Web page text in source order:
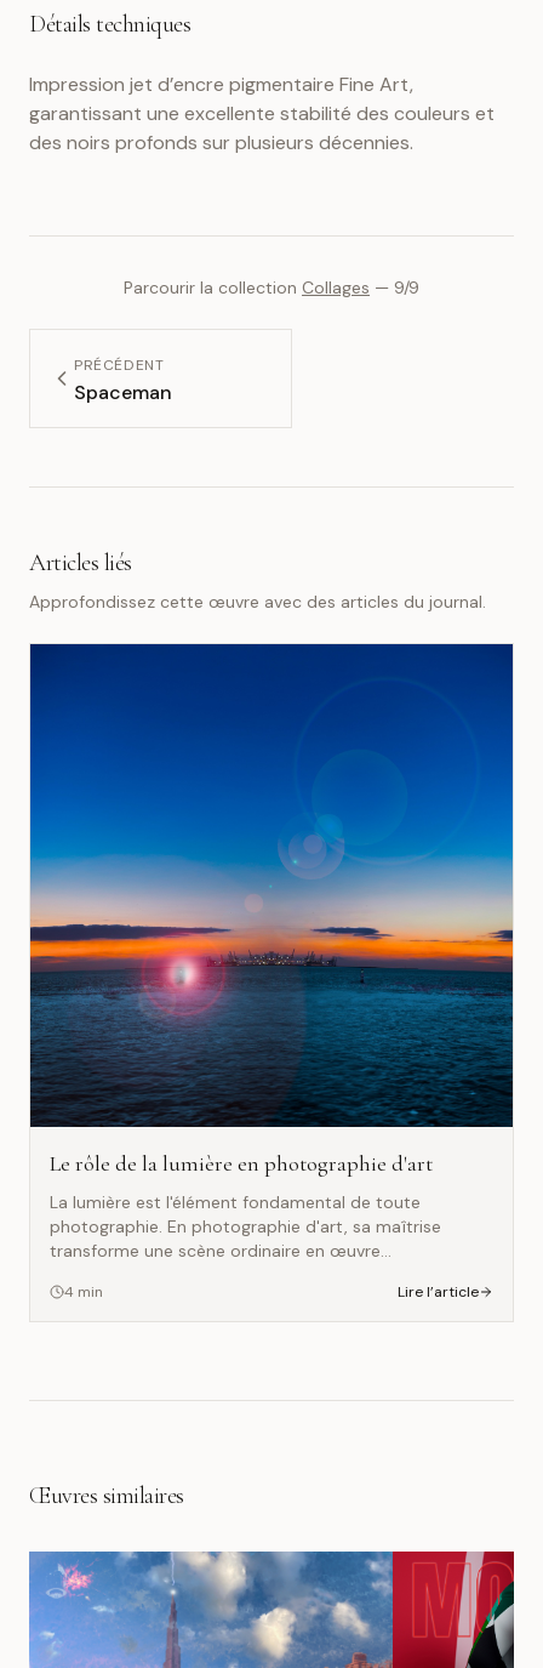
Détails techniques
Impression jet d’encre pigmentaire Fine Art,
garantissant une excellente stabilité des couleurs et
des noirs profonds sur plusieurs décennies.
Parcourir la collection Collages — 9/9
PRÉCÉDENT
Spaceman
Articles liés
Approfondissez cette œuvre avec des articles du journal.
Le rôle de la lumière en photographie d'art
La lumière est l'élément fondamental de toute
photographie. En photographie d'art, sa maîtrise
transforme une scène ordinaire en œuvre
4 min Lire l’article
Œuvres similaires